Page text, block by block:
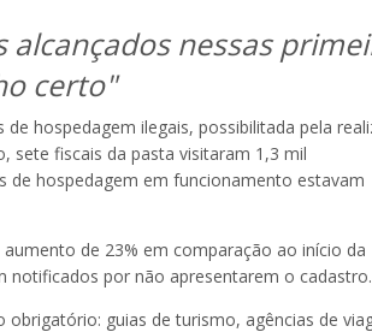
alcançados nessas
certo"
hospedagem ilegais, possibilitada pela
sete fiscais da pasta visitaram 1,3 mil
de hospedagem em funcionamento estavam
de 23% em comparação ao início da
notificados por não apresentarem o cadastro.
guias de turismo, agências de